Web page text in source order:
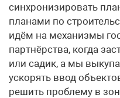
синхронизировать
планами по
идём на механизмы
партнёрства, когда
или садик, а мы
ускорять ввод
решить проблему в